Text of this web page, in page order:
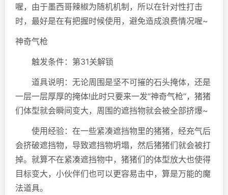
喔，由于墨西哥辣椒为随机机制，所以在针对性打击
时，最好是在有把握时候使用，避免造成浪费情况喔~
神奇气枪
触发条件：第31关解锁
道具说明：无论周围是坚不可摧的石头掩体，还是
一层一层厚厚的掩体!此时只要来一发“神奇气枪”，猪猪
们体型就会瞬间变大，周围的遮挡物就会被全部挤爆~
使用经验：在一些紧凑遮挡物里的猪猪，经充气后
会挤破遮挡物，导致遮挡物坍塌，然后猪猪们就会被打
掉。就算不在紧凑遮挡物中，猪猪们的体型放大也使得
目标变大，小伙伴们也可以更容易击中，算是万能的魔
法道具。